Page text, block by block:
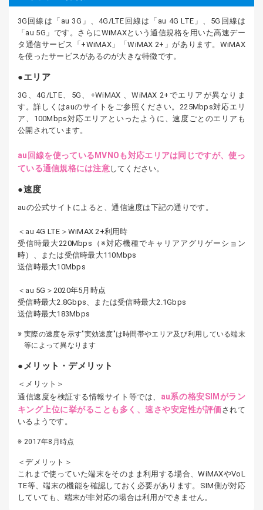
3G回線は「au 3G」、4G/LTE回線は「au 4G LTE」、5G回線は
「au 5G」です。さらにWiMAXという通信規格を用いた高速デー
タ通信サービス「+WiMAX」「WiMAX 2+」があります。WiMAX
を使ったサービスがあるのが大きな特徴です。
エリア
3G、4G/LTE、5G、+WiMAX 、WiMAX 2+でエリアが異なりま
す。詳しくはauのサイトをご参照ください。225Mbps対応エリ
ア、100Mbps対応エリアといったように、速度ごとのエリアも
公開されています。
au回線を使っているMVNOも対応エリアは同じですが、使っ
ている通信規格には注意してください。
速度
auの公式サイトによると、通信速度は下記の通りです。
＜au 4G LTE＞WiMAX 2+利用時
受信時最大220Mbps（※対応機種でキャリアアグリゲーション
時）、または受信時最大110Mbps
送信時最大10Mbps
＜au 5G＞2020年5月時点
受信時最大2.8Gbps、または受信時最大2.1Gbps
送信時最大183Mbps
実際の速度を示す"実効速度"は時間帯やエリア及び利用している端末
等によって異なります
メリット・デメリット
＜メリット＞
通信速度を検証する情報サイト等では、 au系の格安SIMがラン
キング上位に挙がることも多く、速さや安定性が評価されて
いるようです。
2017年8月時点
＜デメリット＞
これまで使っていた端末をそのまま利用する場合、WiMAXやVoL
TE等、端末の機能を確認しておく必要があります。SIM側が対応
していても、端末が非対応の場合は利用ができません。